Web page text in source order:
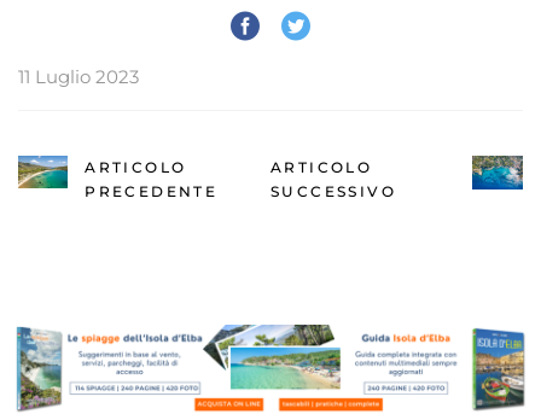
11 Luglio 2023
ARTICOLO
PRECEDENTE
ARTICOLO
SUCCESSIVO